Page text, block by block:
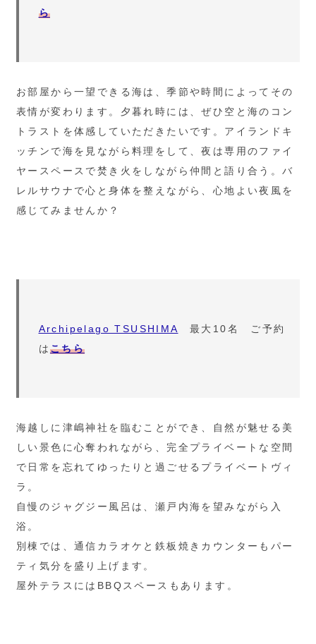
ら
お部屋から一望できる海は、季節や時間によってその
表情が変わります。夕暮れ時には、ぜひ空と海のコン
トラストを体感していただきたいです。アイランドキ
ッチンで海を見ながら料理をして、夜は専用のファイ
ヤースペースで焚き火をしながら仲間と語り合う。バ
レルサウナで心と身体を整えながら、心地よい夜風を
感じてみませんか？
Archipelago TSUSHIMA 最大10名 ご予約
はこちら
海越しに津嶋神社を臨むことができ、自然が魅せる美
しい景色に心奪われながら、完全プライベートな空間
で日常を忘れてゆったりと過ごせるプライベートヴィ
ラ。
自慢のジャグジー風呂は、瀬戸内海を望みながら入
浴。
別棟では、通信カラオケと鉄板焼きカウンターもパー
ティ気分を盛り上げます。
屋外テラスにはBBQスペースもあります。